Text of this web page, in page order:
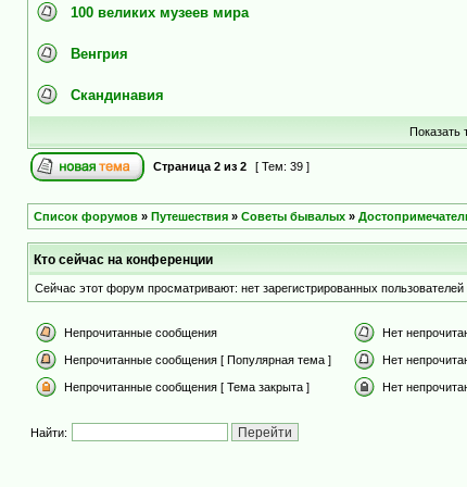
100 великих музеев мира
Венгрия
Скандинавия
Показать
Страница 2 из 2 [ Тем: 39 ]
Список форумов » Путешествия » Советы бывалых »
Кто сейчас на конференции
Сейчас этот форум просматривают: нет зарегистрированных пользователей
Непрочитанные сообщения Нет
Непрочитанные сообщения [ Популярная тема ] Нет
Непрочитанные сообщения [ Тема закрыта ] Нет
Найти: